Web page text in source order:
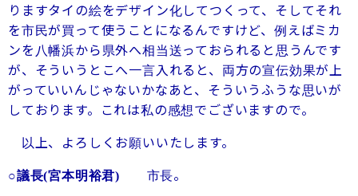
りますタイの絵をデザイン化してつくって、そしてそれ
を市民が買って使うことになるんですけど、例えばミカ
ンを八幡浜から県外へ相当送っておられると思うんです
が、そういうとこへ一言入れると、両方の宣伝効果が上
がっていいんじゃないかなあと、そういうふうな思いが
しております。これは私の感想でございますので。
以上、よろしくお願いいたします。
○議長(宮本明裕君) 市長。